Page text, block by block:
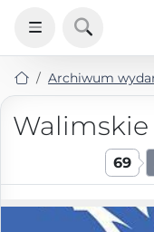
Archiwum
Walimskie
69